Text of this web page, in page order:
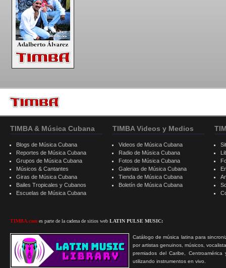
TIMBA & Música Cubana
Blogs de Música Cubana
Reportes de Música Cubana
Grupos de Música Cubana
Músicos & Cantantes
Giras de Música Cubana
Bailes Tropicales y Cubanos
Escuelas de Música Cubana
TIMBA.com es parte de la cadena de sitios web LATIN PULSE MUSIC:
Catálogo de música latina para
por artistas genuinos, músicos,
premiados del Caribe, Centroamérica
utilizando instrumentos en vivo.
TIMBA Videos y Medios
Videos de Música Cubana
Radio de Música Cubana
Fotos de Música Cubana
Galerias de Música Cubana
Tienda de Música Cubana
Boletín de Música Cubana